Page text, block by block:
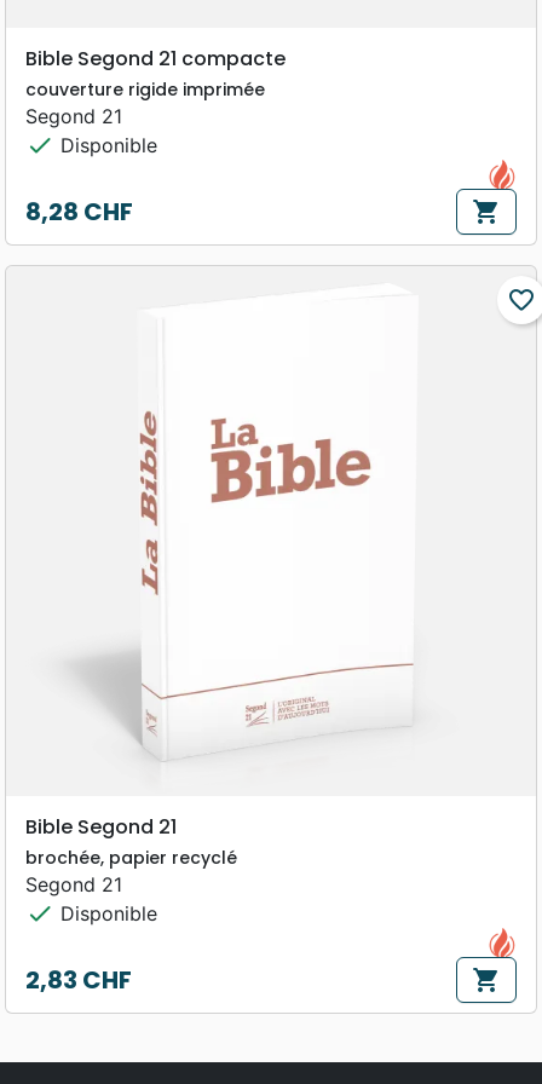
Bible Segond 21 compacte
couverture rigide imprimée
Segond 21
check Disponible
Prix
8,28 CHF shopping_cart
favorite_border
Bible Segond 21
brochée, papier recyclé
Segond 21
check Disponible
Prix
2,83 CHF shopping_cart